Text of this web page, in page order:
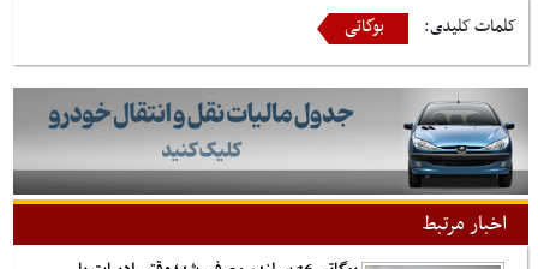
کلمات کلیدی: بوگاتی
اخبار مرتبط